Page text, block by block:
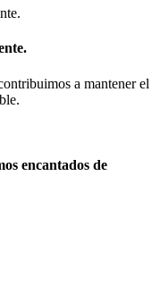
a mantener el
encantados de